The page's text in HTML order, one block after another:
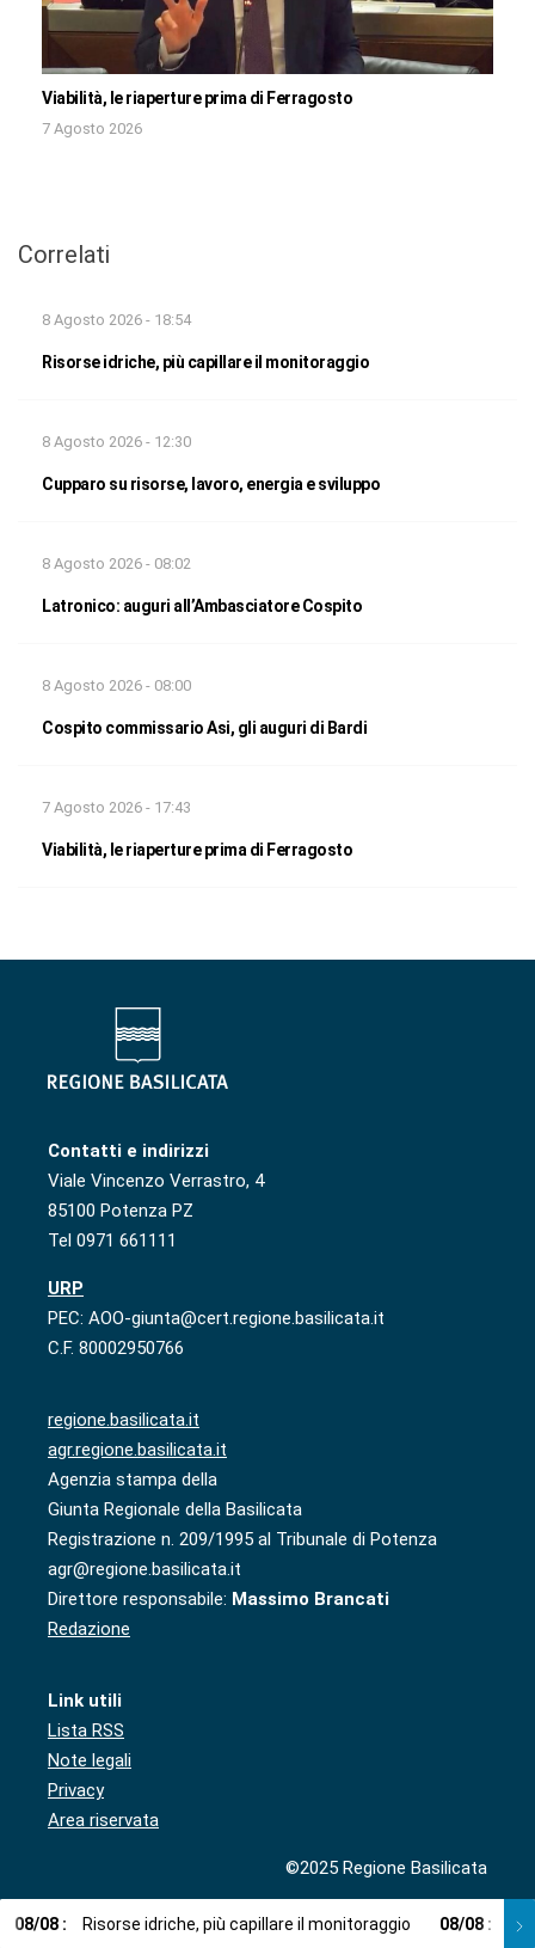
Viabilità, le riaperture prima di Ferragosto
7 Agosto 2026
Correlati
8 Agosto 2026 - 18:54
Risorse idriche, più capillare il monitoraggio
8 Agosto 2026 - 12:30
Cupparo su risorse, lavoro, energia e sviluppo
8 Agosto 2026 - 08:02
Latronico: auguri all’Ambasciatore Cospito
8 Agosto 2026 - 08:00
Cospito commissario Asi, gli auguri di Bardi
7 Agosto 2026 - 17:43
Viabilità, le riaperture prima di Ferragosto
Contatti e indirizzi
Viale Vincenzo Verrastro, 4
85100 Potenza PZ
Tel 0971 661111
URP
PEC: AOO-giunta@cert.regione.basilicata.it
C.F. 80002950766
regione.basilicata.it
agr.regione.basilicata.it
Agenzia stampa della
Giunta Regionale della Basilicata
Registrazione n. 209/1995 al Tribunale di Potenza
agr@regione.basilicata.it
Direttore responsabile: Massimo Brancati
Redazione
Link utili
Lista RSS
Note legali
Privacy
Area riservata
©2025 Regione Basilicata
08/08 : Risorse idriche, più capillare il monitoraggio 08/08 :